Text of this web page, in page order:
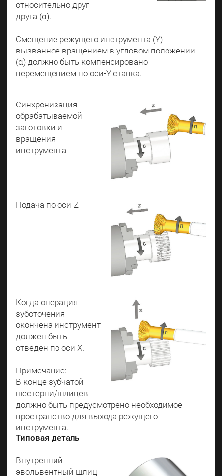
относительно друг
друга (α).
Смещение режущего инструмента (Y)
вызванное вращением в угловом положении
(α) должно быть компенсировано
перемещением по оси-Y станка.
Синхронизация
обрабатываемой
заготовки и
вращения
инструмента
Подача по оси-Z
Когда операция
зуботочения
окончена инструмент
должен быть
отведен по оси X.
Примечание:
В конце зубчатой
шестерни/шлицев
должно быть предусмотрено необходимое
пространство для выхода режущего
инструмента.
Типовая деталь
Внутренний
эвольвентный шлиц